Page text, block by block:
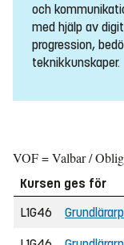
och
med hjälp av
progression,
teknikkunskaper.
VOF = Valbar /
Kursen ges för
L1G46